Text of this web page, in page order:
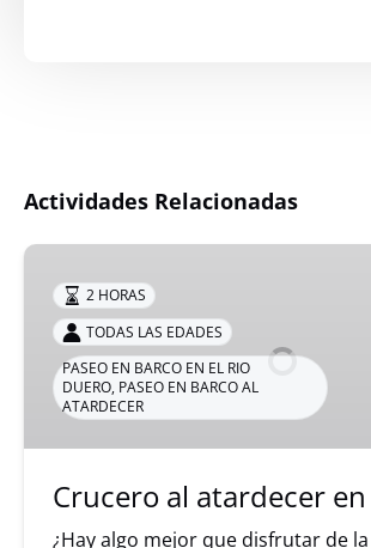
Actividades Relacionadas
Crucero
atardecer
Oporto
2 HORAS
TODAS LAS EDADES
PASEO EN BARCO EN EL RIO
DUERO, PASEO EN BARCO AL
ATARDECER
Crucero al atardecer
¿Hay algo mejor que disfrutar de